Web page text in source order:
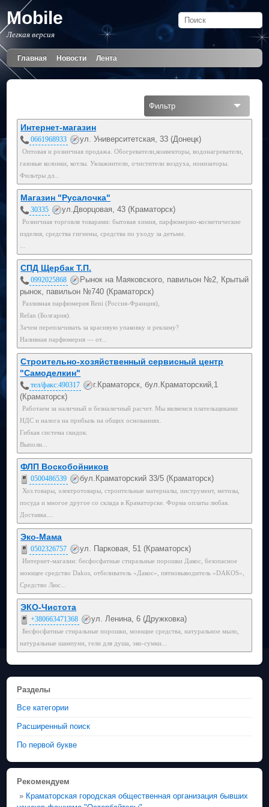
Mobile
Легкая версия
Главная Новости Лента
Фильтр
066
Интернет-магазин
0661968933 ул. Университетская, 33 (Донецк)
Оптовая и розничная продажа. Обогреватели,конвекторы, водонагреватели,
газовые колонки, котлы. Увлажнители, очистители воздуха, ионизаторы.
Фильтры дл...
Магазин "Русалочка"
30335 ул.Дворцовая, 43 (Краматорск)
Розничная торговля товарами: бытовая химия, парфюмерно-косметические
изделия, средства гигиены, средства по уходу за детьми.
СПД Щербак Т.П.
0992025868
Рынок на Маяковского, павильон №2, Крытый
рынок, павильон №740 (Краматорск)
Разливная парфюмерия Reni (Россия-Франция),
Refan (Болгария).
Зачем переплачивать за красивую упаковку и рекламу?
Наливная парфюмерия — от...
Строительно-хозяйственный сервисный центр
"Самоделкин"
тел/факс:490317
г.Краматорск, бул.Краматорский,1
(Краматорск)
Работаем за наличный и безналичный расчет. Мы являемся плательщиками
НДС и налога на прибыль на общих основаниях.
Гибкая система скидок.
Выполн...
ФЛП Воскобойников
0500486539 бул.Краматорский 33/5 (Краматорск)
Хоз.товары, электротовары, строительные материалы, инструмент, метизы,
посуда и многое другое со склада в Краматорске. Форма оплаты любая.
Доставка....
Эко-Мама
0502326757 ул. Парковая, 51 (Краматорск)
Интернет-магазин: бесфосфатные стиральные порошки Дакос, безопасное
моющее средство Dakos, отбеливатель «Дакос», пятновыводитель «DAKOS»,
Средство Люс...
ЭКО-Чистота
+380663471368 ул. Ленина, 6 (Дружковка)
Бесфосфатные стиральные порошки, моющие средства, натуральное мыло,
натуральные шампуни, гели для душа, эко-сумки...
Разделы
Все категории
Расширенный поиск
По первой букве
Рекомендуем
» Краматорская городская общественная организация бывших